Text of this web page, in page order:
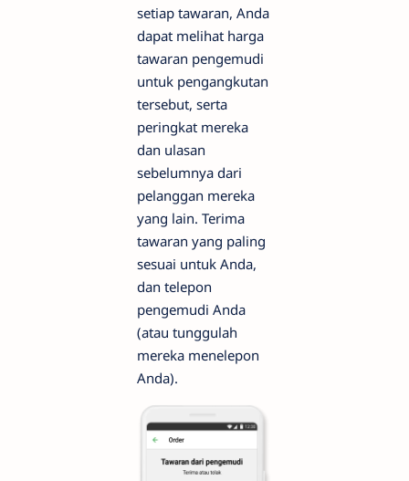
setiap tawaran, Anda
dapat melihat harga
tawaran pengemudi
untuk pengangkutan
tersebut, serta
peringkat mereka
dan ulasan
sebelumnya dari
pelanggan mereka
yang lain. Terima
tawaran yang paling
sesuai untuk Anda,
dan telepon
pengemudi Anda
(atau tunggulah
mereka menelepon
Anda).